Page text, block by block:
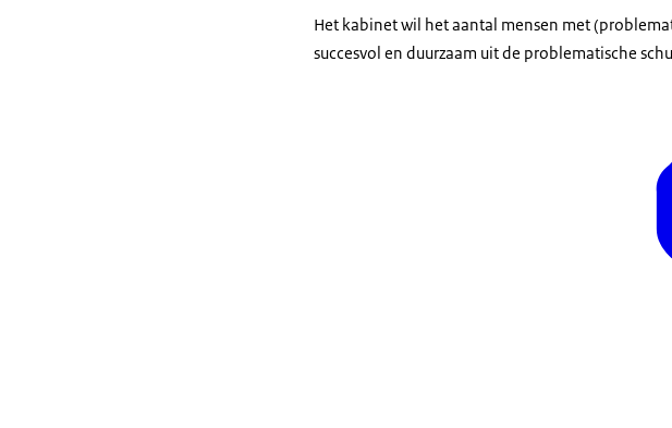
Het kabinet wil het aantal mensen met
succesvol en duurzaam uit de problematische